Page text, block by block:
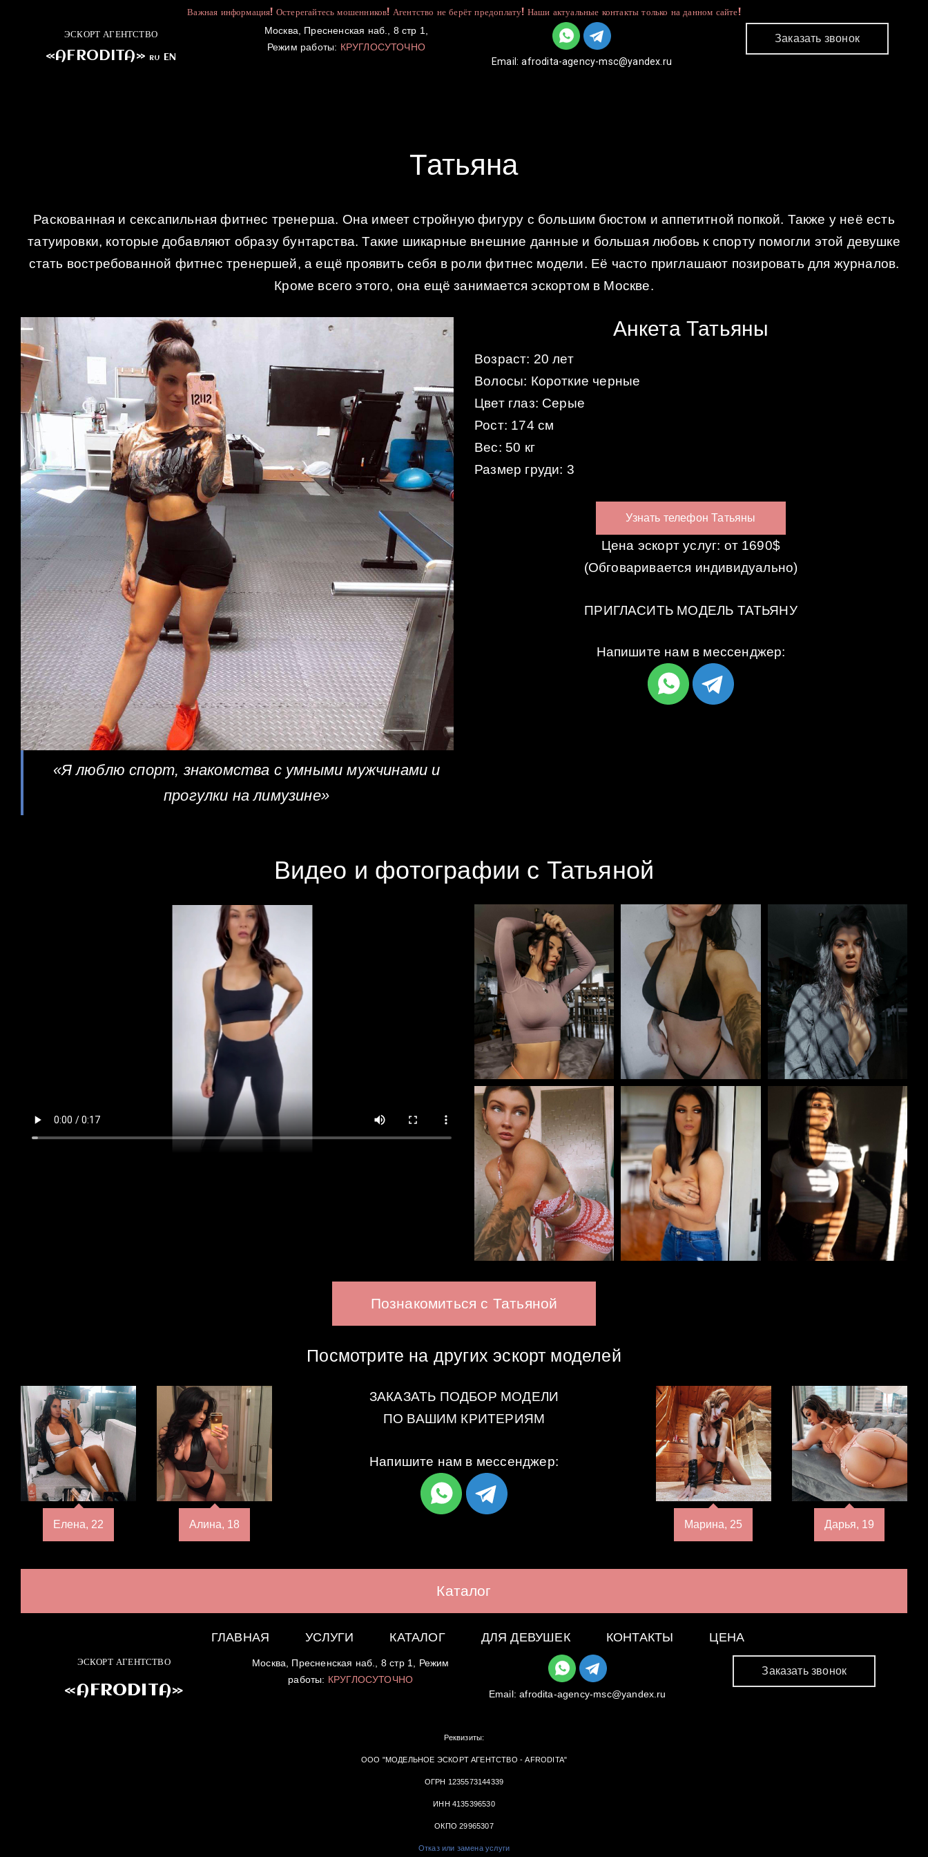
Важная информация! Остерегайтесь мошенников! Агентство не берёт предоплату! Наши актуальные контакты только на данном сайте!
ЭСКОРТ АГЕНТСТВО
«AFRODITA» RU EN
Москва, Пресненская наб., 8 стр 1,
Режим работы: КРУГЛОСУТОЧНО
Email:afrodita-agency-msc@yandex.ru
Заказать звонок
Татьяна
Раскованная и сексапильная фитнес тренерша. Она имеет стройную фигуру с большим бюстом и аппетитной попкой. Также у неё есть
татуировки, которые добавляют образу бунтарства. Такие шикарные внешние данные и большая любовь к спорту помогли этой девушке
стать востребованной фитнес тренершей, а ещё проявить себя в роли фитнес модели. Её часто приглашают позировать для журналов.
Кроме всего этого, она ещё занимается эскортом в Москве.
«Я люблю спорт, знакомства с умными мужчинами и
прогулки на лимузине»
Анкета Татьяны
Возраст: 20 лет
Волосы: Короткие черные
Цвет глаз: Серые
Рост: 174 см
Вес: 50 кг
Размер груди: 3
Узнать телефон Татьяны
Цена эскорт услуг: от 1690$
(Обговаривается индивидуально)
ПРИГЛАСИТЬ МОДЕЛЬ ТАТЬЯНУ
Напишите нам в мессенджер:
Видео и фотографии с Татьяной
Познакомиться с Татьяной
Посмотрите на других эскорт моделей
Елена, 22 Алина, 18
ЗАКАЗАТЬ ПОДБОР МОДЕЛИ
ПО ВАШИМ КРИТЕРИЯМ
Напишите нам в мессенджер:
Марина, 25 Дарья, 19
Каталог
ГЛАВНАЯ УСЛУГИ КАТАЛОГ ДЛЯ ДЕВУШЕК КОНТАКТЫ ЦЕНА
ЭСКОРТ АГЕНТСТВО
«AFRODITA»
Москва, Пресненская наб., 8 стр 1, Режим
работы: КРУГЛОСУТОЧНО
Email:afrodita-agency-msc@yandex.ru
Заказать звонок
Реквизиты:
ООО "МОДЕЛЬНОЕ ЭСКОРТ АГЕНТСТВО - AFRODITA"
ОГРН 1235573144339
ИНН 4135396530
ОКПО 29965307
Отказ или замена услуги